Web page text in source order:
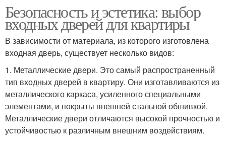
Безопасность и эстетика: выбор
входных дверей для квартиры
В зависимости от материала, из которого изготовлена
входная дверь, существует несколько видов:
1. Металлические двери. Это самый распространенный
тип входных дверей в квартиру. Они изготавливаются из
металлического каркаса, усиленного специальными
элементами, и покрыты внешней стальной обшивкой.
Металлические двери отличаются высокой прочностью и
устойчивостью к различным внешним воздействиям.